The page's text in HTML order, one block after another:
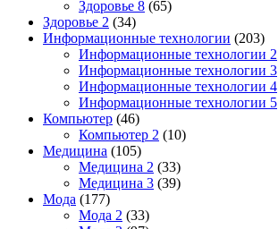
Здоровье 8 (65)
Здоровье 2 (34)
Информационные технологии (203)
Информационные технологии 2
Информационные технологии 3
Информационные технологии 4
Информационные технологии 5
Компьютер (46)
Компьютер 2 (10)
Медицина (105)
Медицина 2 (33)
Медицина 3 (39)
Мода (177)
Мода 2 (33)